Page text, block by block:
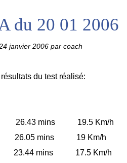
du 20 01 2006
janvier 2006 par coach
du test réalisé:
mins 19.5 Km/h
26.05 mins 19 Km/h
23.44 mins 17.5 Km/h